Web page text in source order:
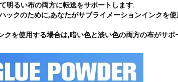
明るい布の両方に転送をサポートします.
ックのために,あなたがサブライメーションインクを
クを使用する場合は,暗い色と淡い色の両方の布がサポ